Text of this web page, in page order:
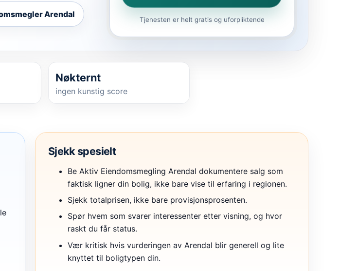
Arendal
Tjenesten er helt gratis og uforpliktende
Nøkternt
ingen kunstig score
Sjekk spesielt
Be Aktiv Eiendomsmegling Arendal dokumentere salg som
faktisk ligner din bolig, ikke bare vise til erfaring i regionen.
Sjekk totalprisen, ikke bare provisjonsprosenten.
Spør hvem som svarer interessenter etter visning, og hvor
raskt du får status.
Vær kritisk hvis vurderingen av Arendal blir generell og lite
knyttet til boligtypen din.